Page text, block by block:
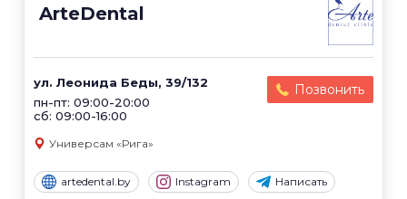
ArteDental
ул. Леонида Беды, 39/132
пн-пт: 09:00-20:00
сб: 09:00-16:00
Позвонить
Универсам «Рига»
artedental.by Instagram Написать